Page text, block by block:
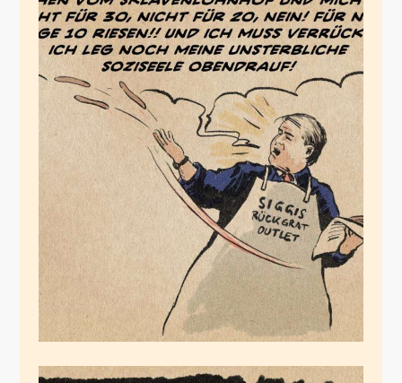
Siggis
Würstchenberatung
Juli 2, 2020